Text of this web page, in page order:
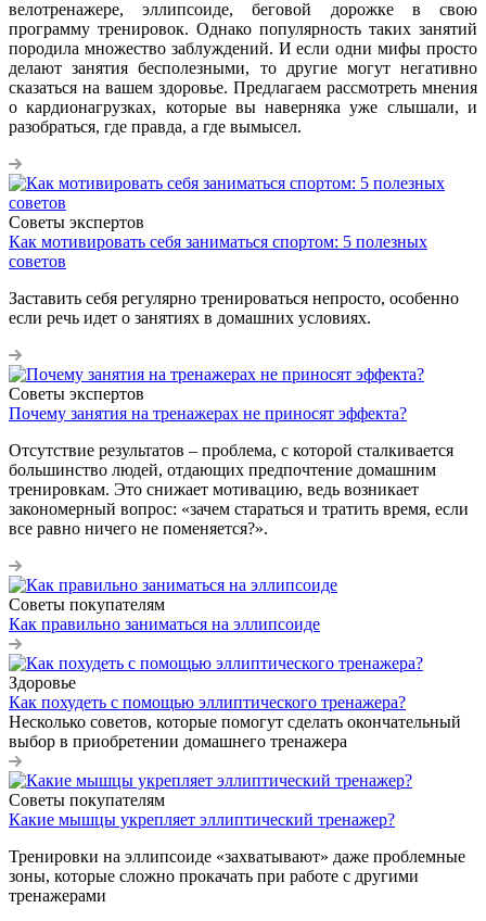
велотренажере, эллипсоиде, беговой дорожке в свою
программу тренировок. Однако популярность таких занятий
породила множество заблуждений. И если одни мифы просто
делают занятия бесполезными, то другие могут негативно
сказаться на вашем здоровье. Предлагаем рассмотреть мнения
о кардионагрузках, которые вы наверняка уже слышали, и
разобраться, где правда, а где вымысел.
Советы экспертов
Как мотивировать себя заниматься спортом: 5 полезных
советов
Заставить себя регулярно тренироваться непросто, особенно
если речь идет о занятиях в домашних условиях.
Советы экспертов
Почему занятия на тренажерах не приносят эффекта?
Отсутствие результатов – проблема, с которой сталкивается
большинство людей, отдающих предпочтение домашним
тренировкам. Это снижает мотивацию, ведь возникает
закономерный вопрос: «зачем стараться и тратить время, если
все равно ничего не поменяется?».
Советы покупателям
Как правильно заниматься на эллипсоиде
Здоровье
Как похудеть с помощью эллиптического тренажера?
Несколько советов, которые помогут сделать окончательный
выбор в приобретении домашнего тренажера
Советы покупателям
Какие мышцы укрепляет эллиптический тренажер?
Тренировки на эллипсоиде «захватывают» даже проблемные
зоны, которые сложно прокачать при работе с другими
тренажерами